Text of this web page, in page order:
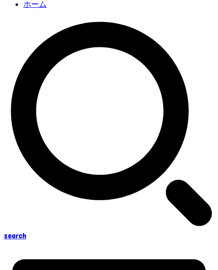
ホーム
search